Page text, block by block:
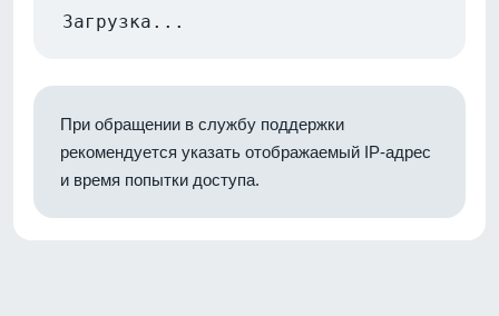
Загрузка...
При обращении в службу поддержки
рекомендуется указать отображаемый IP-адрес
и время попытки доступа.